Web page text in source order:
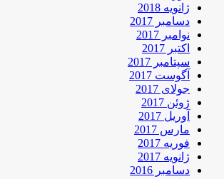
ژانویه 2018
دسامبر 2017
نوامبر 2017
اکتبر 2017
سپتامبر 2017
آگوست 2017
جولای 2017
ژوئن 2017
آوریل 2017
مارس 2017
فوریه 2017
ژانویه 2017
دسامبر 2016